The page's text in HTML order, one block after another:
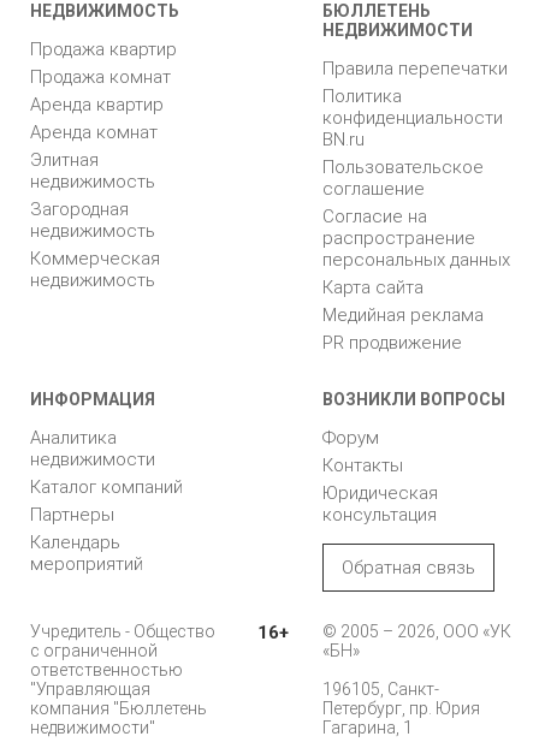
НЕДВИЖИМОСТЬ
Продажа квартир
Продажа комнат
Аренда квартир
Аренда комнат
Элитная
недвижимость
Загородная
недвижимость
Коммерческая
недвижимость
БЮЛЛЕТЕНЬ
НЕДВИЖИМОСТИ
Правила перепечатки
Политика
конфиденциальности
BN.ru
Пользовательское
соглашение
Согласие на
распространение
персональных данных
Карта сайта
Медийная реклама
PR продвижение
ИНФОРМАЦИЯ
Аналитика
недвижимости
Каталог компаний
Партнеры
Календарь
мероприятий
ВОЗНИКЛИ ВОПРОСЫ
Форум
Контакты
Юридическая
консультация
Обратная связь
Учредитель - Общество
с ограниченной
ответственностью
"Управляющая
компания "Бюллетень
недвижимости"
16+
© 2005 – 2026, ООО «УК
«БН»
196105, Санкт-
Петербург, пр. Юрия
Гагарина, 1